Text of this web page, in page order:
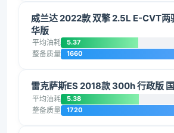
威兰达 2022款 双擎 2.5L E-CVT两
华版
平均油耗 5.37
整备质量 1660
雷克萨斯ES 2018款 300h 行政版
平均油耗 5.38
整备质量 1720